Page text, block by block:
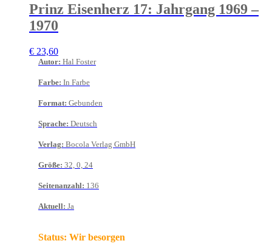
Prinz Eisenherz 17: Jahrgang 1969 –
1970
€ 23,60
Autor: Hal Foster
Farbe: In Farbe
Format: Gebunden
Sprache: Deutsch
Verlag: Bocola Verlag GmbH
Größe: 32, 0, 24
Seitenanzahl: 136
Aktuell: Ja
Status: Wir besorgen